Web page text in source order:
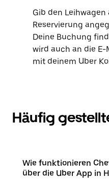
Gib den
Reservierung
Deine Buchung
wird auch an die
mit deinem Uber
Häufig
Wie funktionieren
über die Uber App in